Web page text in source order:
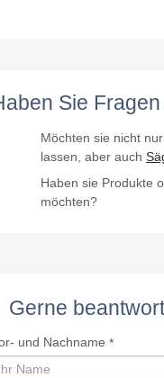
Sie
Möchten sie nicht
lassen, aber auch
Haben sie Produkte
möchten?
Gerne
und Nachname *